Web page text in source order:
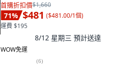
首購折扣價$1,660
71% $481 ($481.00/1個)
運費 $195
8/12 星期三 預計送達
WOW免運
(6)